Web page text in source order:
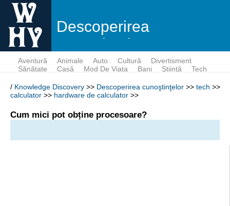
Descoperirea
cunoştinţelor
Aventură Animale Auto Cultură
Divertisment
Sănătate
Casă Mod De Viata Bani Ştiinţă Tech
/ Knowledge Discovery >> Descoperirea cunoştinţelor >> tech >>
calculator >> hardware de calculator >>
Cum mici pot obține procesoare?